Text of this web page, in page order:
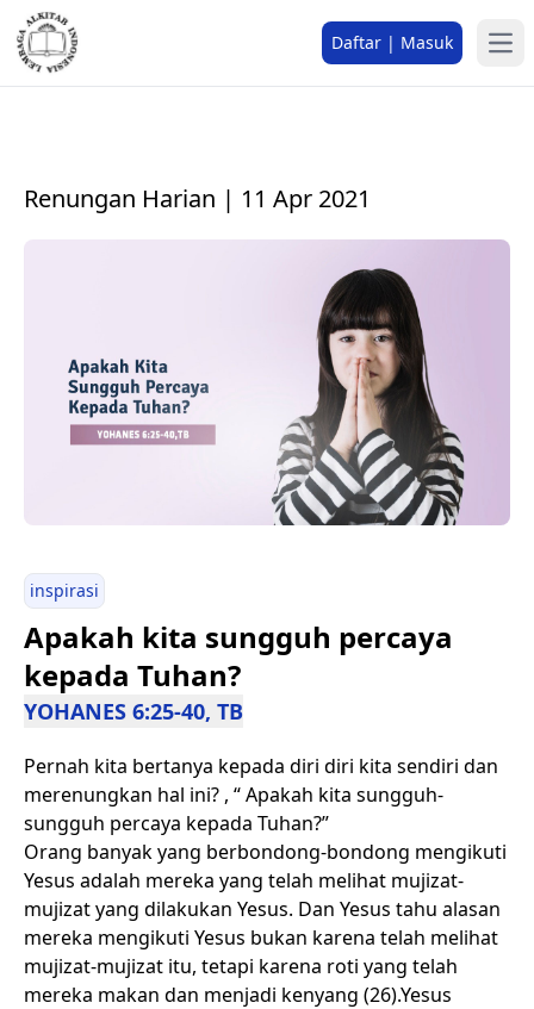
Daftar | Masuk
Renungan Harian | 11 Apr 2021
inspirasi
Apakah kita sungguh percaya
kepada Tuhan?
YOHANES 6:25-40, TB
Pernah kita bertanya kepada diri diri kita sendiri dan
merenungkan hal ini? , “ Apakah kita sungguh-
sungguh percaya kepada Tuhan?”
Orang banyak yang berbondong-bondong mengikuti
Yesus adalah mereka yang telah melihat mujizat-
mujizat yang dilakukan Yesus. Dan Yesus tahu alasan
mereka mengikuti Yesus bukan karena telah melihat
mujizat-mujizat itu, tetapi karena roti yang telah
mereka makan dan menjadi kenyang (26).Yesus